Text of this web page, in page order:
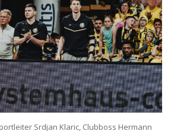
Srdjan Klaric, Clubboss Hermann